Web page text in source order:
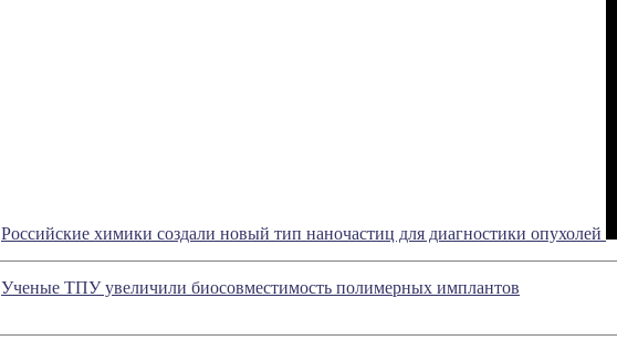
Российские химики создали новый тип наночастиц для диагностики опухолей
Ученые ТПУ увеличили биосовместимость полимерных имплантов